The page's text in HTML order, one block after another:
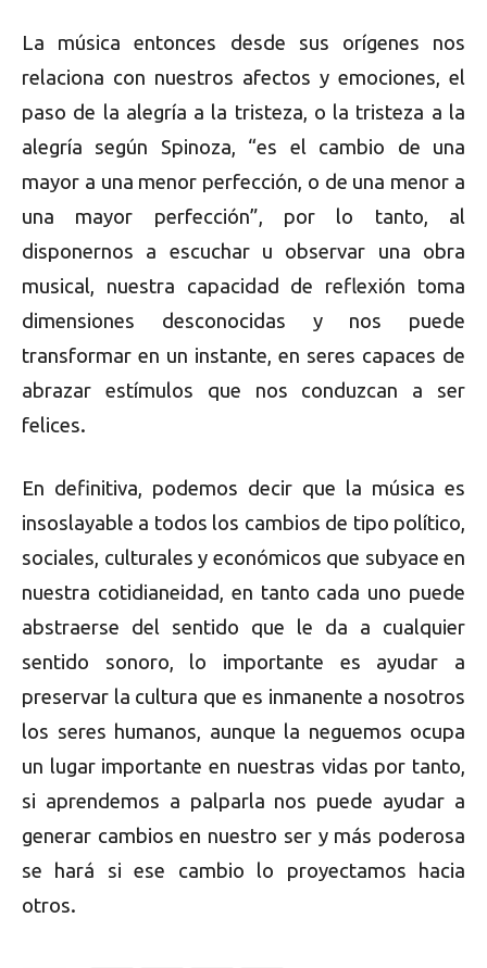
La música entonces desde sus orígenes nos
relaciona con nuestros afectos y emociones, el
paso de la alegría a la tristeza, o la tristeza a la
alegría según Spinoza, “es el cambio de una
mayor a una menor perfección, o de una menor a
una mayor perfección”, por lo tanto, al
disponernos a escuchar u observar una obra
musical, nuestra capacidad de reflexión toma
dimensiones desconocidas y nos puede
transformar en un instante, en seres capaces de
abrazar estímulos que nos conduzcan a ser
felices.
En definitiva, podemos decir que la música es
insoslayable a todos los cambios de tipo político,
sociales, culturales y económicos que subyace en
nuestra cotidianeidad, en tanto cada uno puede
abstraerse del sentido que le da a cualquier
sentido sonoro, lo importante es ayudar a
preservar la cultura que es inmanente a nosotros
los seres humanos, aunque la neguemos ocupa
un lugar importante en nuestras vidas por tanto,
si aprendemos a palparla nos puede ayudar a
generar cambios en nuestro ser y más poderosa
se hará si ese cambio lo proyectamos hacia
otros.